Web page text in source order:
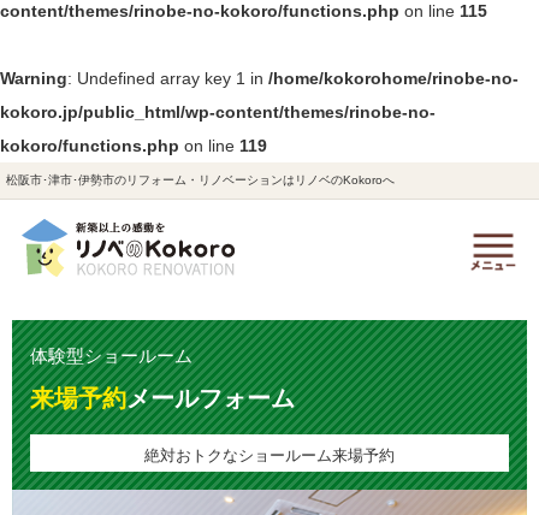
content/themes/rinobe-no-kokoro/functions.php on line 115
Warning: Undefined array key 1 in /home/kokorohome/rinobe-no-
kokoro.jp/public_html/wp-content/themes/rinobe-no-
kokoro/functions.php on line 119
松阪市･津市･伊勢市のリフォーム・リノベーションはリノベのKokoroへ
体験型ショールーム
来場予約メールフォーム
絶対おトクなショールーム来場予約